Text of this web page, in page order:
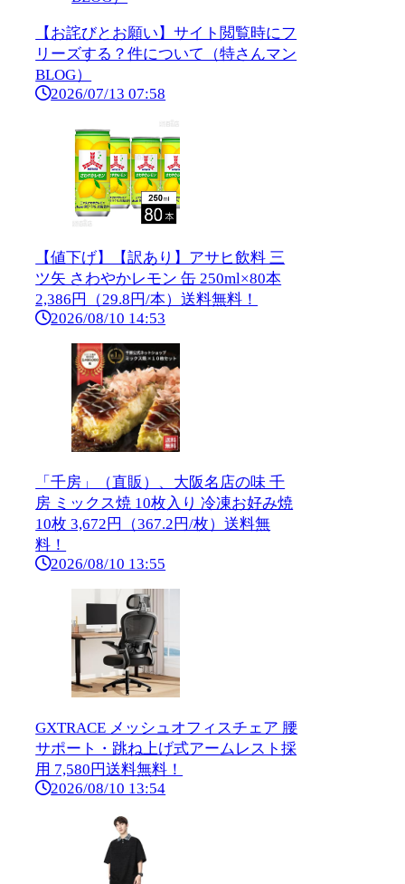
【お詫びとお願い】サイト閲覧時にフ
リーズする？件について（特さんマン
BLOG）
2026/07/13 07:58
【値下げ】【訳あり】アサヒ飲料 三
ツ矢 さわやかレモン 缶 250ml×80本
2,386円（29.8円/本）送料無料！
2026/08/10 14:53
「千房」（直販）、大阪名店の味 千
房 ミックス焼 10枚入り 冷凍お好み焼
10枚 3,672円（367.2円/枚）送料無
料！
2026/08/10 13:55
GXTRACE メッシュオフィスチェア 腰
サポート・跳ね上げ式アームレスト採
用 7,580円送料無料！
2026/08/10 13:54